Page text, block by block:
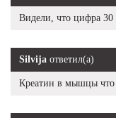
Видели, что цифра 30
Silvija ответил(а)
Креатин в мышцы что